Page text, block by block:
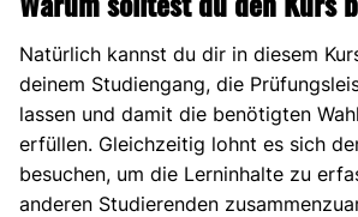
Natürlich kannst du dir in diesem
deinem Studiengang, die
lassen und damit die benötigten
erfüllen. Gleichzeitig lohnt es sich
besuchen, um die Lerninhalte zu
anderen Studierenden